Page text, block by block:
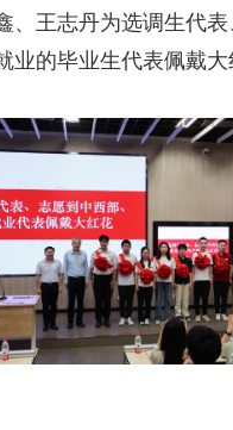
、王志丹为选调生代
业的毕业生代表佩戴大